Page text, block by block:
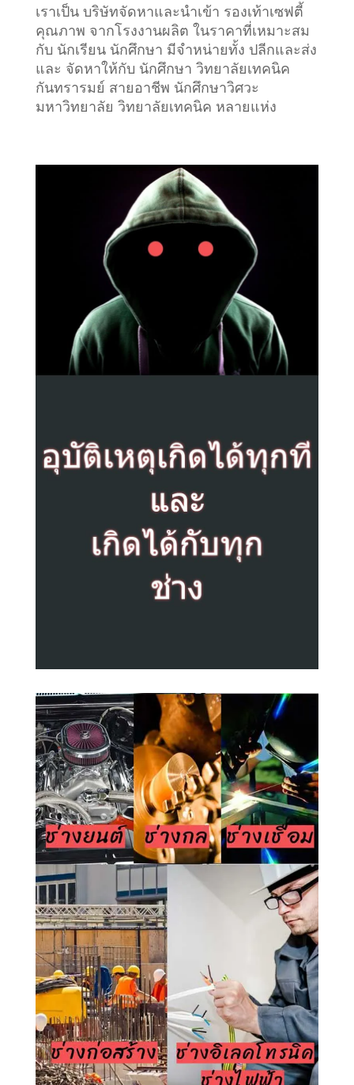
เราเป็น บริษัทจัดหาและนำเข้า รองเท้าเซฟตี้
คุณภาพ จากโรงงานผลิต ในราคาที่เหมาะสม
กับ นักเรียน นักศึกษา มีจำหน่ายทั้ง ปลีกและส่ง
และ จัดหาให้กับ นักศึกษา วิทยาลัยเทคนิค
กันทรารมย์ สายอาชีพ นักศึกษาวิศวะ
มหาวิทยาลัย วิทยาลัยเทคนิค หลายแห่ง